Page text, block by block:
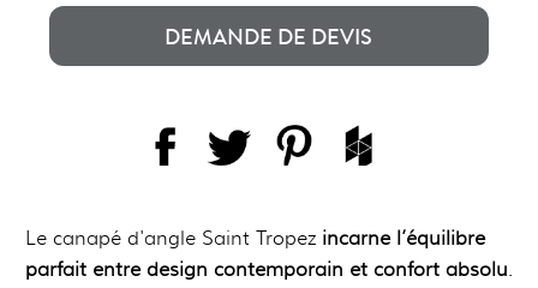
DEMANDE DE DEVIS
Le canapé d'angle Saint Tropez incarne l’équilibre
parfait entre design contemporain et confort absolu.